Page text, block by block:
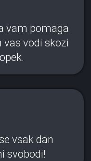
vam pomaga
vas vodi skozi
vsak dan
svobodi!